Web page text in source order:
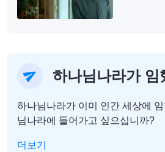
하나님나라가 임
하나님나라가 이미 인간 세상에
님나라에 들어가고 싶으십니까?
더보기